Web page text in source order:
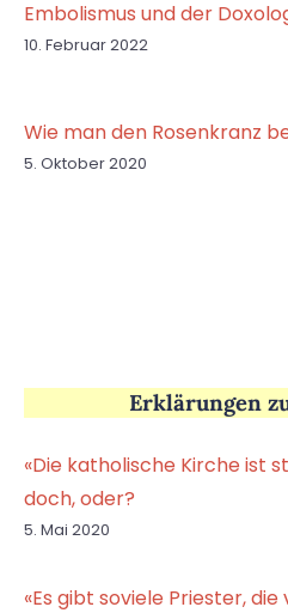
Embolismus und der
10. Februar 2022
Wie man den Rosenkranz
5. Oktober 2020
Erklärungen
«Die katholische Kirche ist
doch, oder?
5. Mai 2020
«Es gibt soviele Priester,